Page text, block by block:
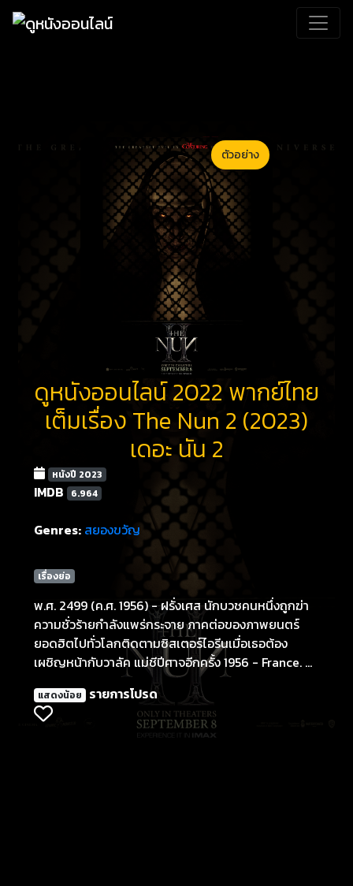
ตัวอย่าง
ดูหนังออนไลน์ 2022 พากย์ไทย
เต็มเรื่อง The Nun 2 (2023)
เดอะ นัน 2
หนังปี 2023
IMDB 6.964
Genres: สยองขวัญ
เรื่องย่อ
พ.ศ. 2499 (ค.ศ. 1956) - ฝรั่งเศส นักบวชคนหนึ่งถูกฆ่า
ความชั่วร้ายกำลังแพร่กระจาย ภาคต่อของภาพยนตร์
ยอดฮิตไปทั่วโลกติดตามซิสเตอร์ไอรีนเมื่อเธอต้อง
เผชิญหน้ากับวาลัค แม่ชีปีศาจอีกครั้ง 1956 - France. A
priest is murdered. An evil is spreading. The
sequel to the worldwide smash hit follows Sister
Irene as she once again comes face-to-face with
แสดงน้อย รายการโปรด